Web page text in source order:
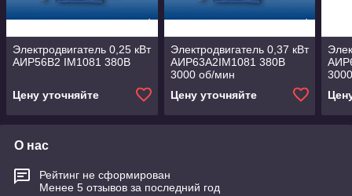
Электродвигатель 0,25 кВт
АИР56В2 IM1081 380B
Цену уточняйте
Электродвигатель 0,37 кВт
АИР63А2IM1081 380B
3000 об/мин
Цену уточняйте
О нас
Рейтинг не сформирован
Менее 5 отзывов за последний год